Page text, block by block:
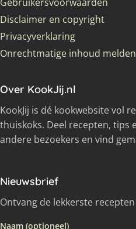
Disclaimer en copyright
Privacyverklaring
Onrechtmatige inhoud melden
Over KookJij.nl
KookJij is dé kookwebsite vol
thuiskoks. Deel recepten, tips
andere bezoekers en vind
Nieuwsbrief
Ontvang de lekkerste
Naam (optioneel)